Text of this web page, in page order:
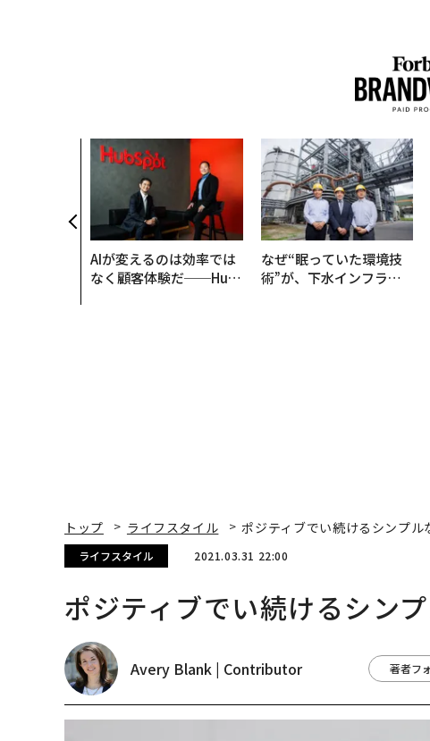
AIが変えるのは効率では
なく顧客体験だ──Hub
なぜ“眠っていた環境技
術”が、下水インフラを
トップ ライフスタイル ポジティブでい続けるシンプル
ライフスタイル 2021.03.31 22:00
ポジティブでい続けるシン
Avery Blank | Contributor 著者フ